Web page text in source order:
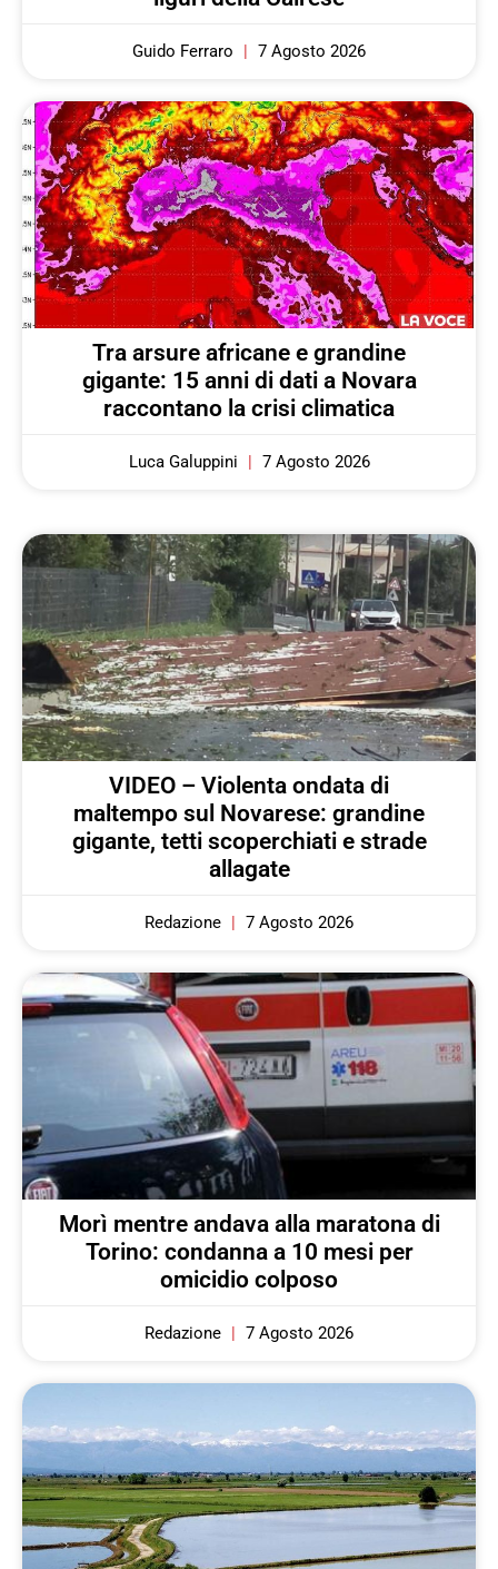
Guido Ferraro 7 Agosto 2026
Tra arsure africane e grandine
gigante: 15 anni di dati a Novara
raccontano la crisi climatica
Luca Galuppini 7 Agosto 2026
VIDEO – Violenta ondata di
maltempo sul Novarese: grandine
gigante, tetti scoperchiati e strade
allagate
Redazione 7 Agosto 2026
Morì mentre andava alla maratona di
Torino: condanna a 10 mesi per
omicidio colposo
Redazione 7 Agosto 2026